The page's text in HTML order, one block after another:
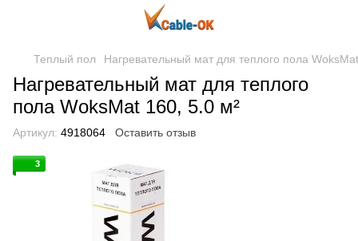
Теплый пол Нагревательный мат для теплого пола
Нагревательный мат для теплого
пола WoksMat 160, 5.0 м²
Артикул: 4918064 Оставить отзыв
3